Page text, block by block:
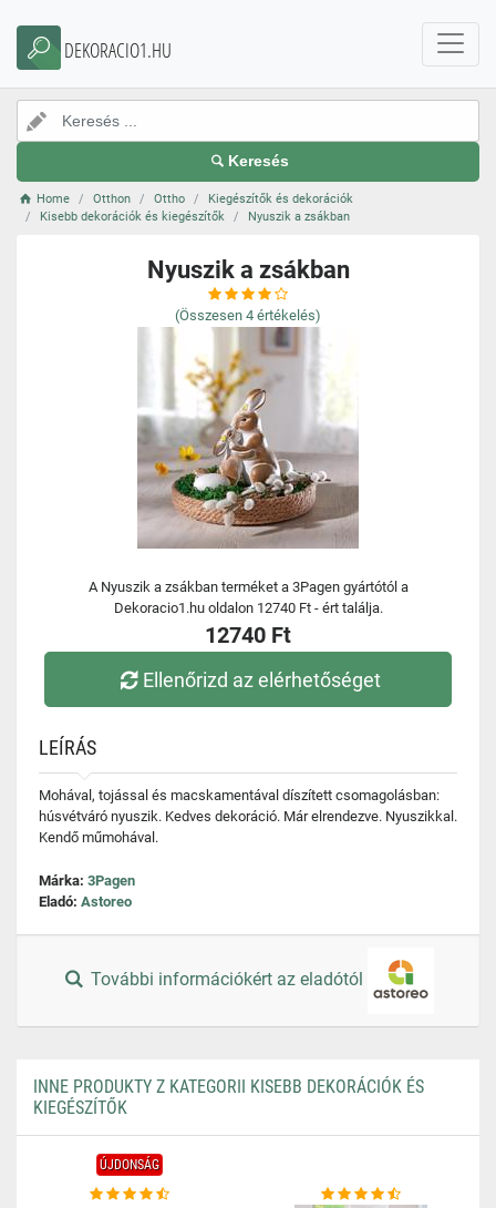
DEKORACIO1.HU
Keresés
Home Otthon Ottho
Kiegészítők és dekorációk
Kisebb dekorációk és kiegészítők
Nyuszik a zsákban
Nyuszik a zsákban
(Összesen 4 értékelés)
A Nyuszik a zsákban terméket a 3Pagen gyártótól a
Dekoracio1.hu oldalon 12740 Ft - ért találja.
12740 Ft
Ellenőrizd az elérhetőséget
LEÍRÁS
Mohával, tojással és macskamentával díszített csomagolásban:
húsvétváró nyuszik. Kedves dekoráció. Már elrendezve. Nyuszikkal.
Kendő műmohával.
Márka: 3Pagen
Eladó: Astoreo
További információkért az eladótól
INNE PRODUKTY Z KATEGORII KISEBB DEKORÁCIÓK ÉS
KIEGÉSZÍTŐK
ÚJDONSÁG